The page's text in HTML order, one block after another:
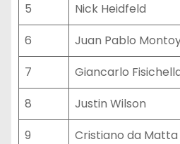
5
Nick Heidfeld
6
Juan Pablo
7
Giancarlo
8
Justin Wilson
9
Cristiano da Matta